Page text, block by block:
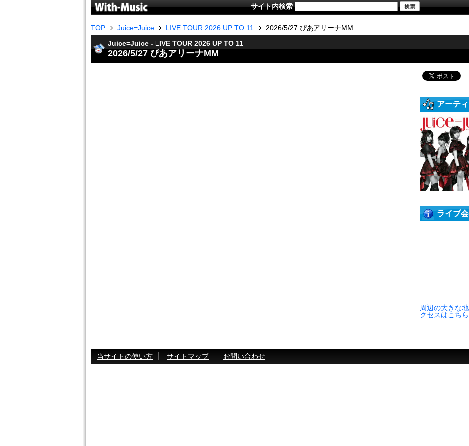
サイト内検索
TOP Juice=Juice LIVE TOUR 2026 UP TO 11
2026/5/27 ぴあアリーナMM
Juice=Juice - LIVE TOUR 2026 UP TO 11
2026/5/27 ぴあアリーナMM
アーテ
ライブ
周辺の大きな
クセスはこちら
当サイトの使い方 サイトマップ お問い合わせ